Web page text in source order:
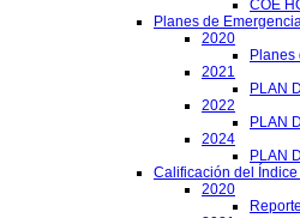
COE
Planes de
2020
Planes
2021
PLAN
2022
PLAN
2024
PLAN
Calificación del
2020